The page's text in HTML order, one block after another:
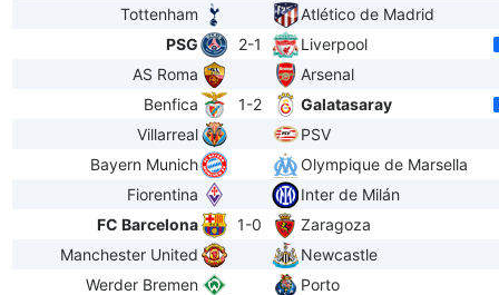
Tottenham
Atlético de Madrid
PSG
2-1
Liverpool
AS Roma
Arsenal
Benfica
1-2
Galatasaray
Villarreal
PSV
Bayern Munich
Olympique de Marsella
Fiorentina
Inter de Milán
FC Barcelona
1-0
Zaragoza
Manchester United
Newcastle
Werder Bremen
Porto